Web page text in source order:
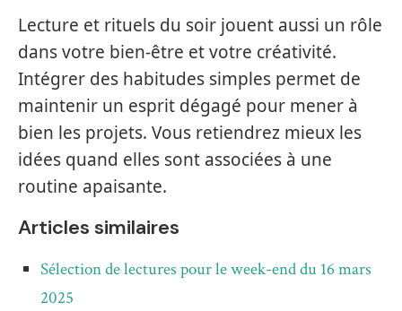
Lecture et rituels du soir jouent aussi un rôle
dans votre bien-être et votre créativité.
Intégrer des habitudes simples permet de
maintenir un esprit dégagé pour mener à
bien les projets. Vous retiendrez mieux les
idées quand elles sont associées à une
routine apaisante.
Articles similaires
Sélection de lectures pour le week-end du 16 mars
2025